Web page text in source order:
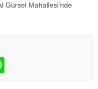
Gürsel Mahallesi'nde